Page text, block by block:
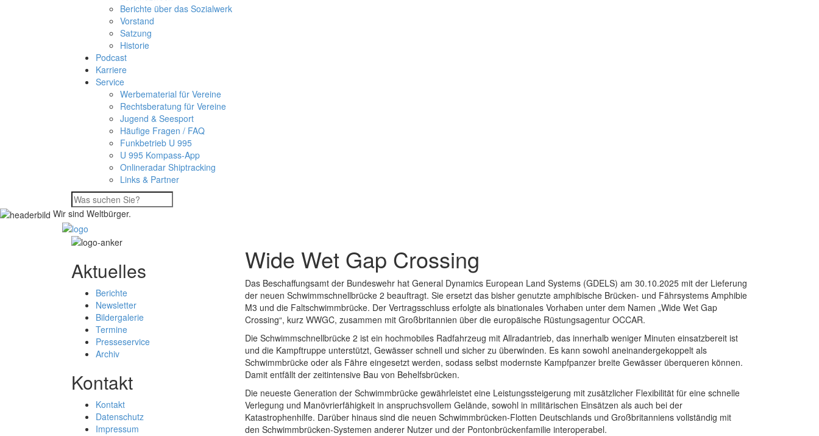
Berichte über das Sozialwerk
Vorstand
Satzung
Historie
Podcast
Karriere
Service
Werbematerial für Vereine
Rechtsberatung für Vereine
Jugend & Seesport
Häufige Fragen / FAQ
Funkbetrieb U 995
U 995 Kompass-App
Onlineradar Shiptracking
Links & Partner
Wir sind Weltbürger.
Aktuelles
Berichte
Newsletter
Bildergalerie
Termine
Presseservice
Archiv
Kontakt
Kontakt
Datenschutz
Impressum
Wide Wet Gap Crossing
Das Beschaffungsamt der Bundeswehr hat General Dynamics European Land Systems (GDELS) am 30.10.2025 mit der Lieferung
der neuen Schwimmschnellbrücke 2 beauftragt. Sie ersetzt das bisher genutzte amphibische Brücken- und Fährsystems Amphibie
M3 und die Faltschwimmbrücke. Der Vertragsschluss erfolgte als binationales Vorhaben unter dem Namen „Wide Wet Gap
Crossing“, kurz WWGC, zusammen mit Großbritannien über die europäische Rüstungsagentur OCCAR.
Die Schwimmschnellbrücke 2 ist ein hochmobiles Radfahrzeug mit Allradantrieb, das innerhalb weniger Minuten einsatzbereit ist
und die Kampftruppe unterstützt, Gewässer schnell und sicher zu überwinden. Es kann sowohl aneinandergekoppelt als
Schwimmbrücke oder als Fähre eingesetzt werden, sodass selbst modernste Kampfpanzer breite Gewässer überqueren können.
Damit entfällt der zeitintensive Bau von Behelfsbrücken.
Die neueste Generation der Schwimmbrücke gewährleistet eine Leistungssteigerung mit zusätzlicher Flexibilität für eine schnelle
Verlegung und Manövrierfähigkeit in anspruchsvollem Gelände, sowohl in militärischen Einsätzen als auch bei der
Katastrophenhilfe. Darüber hinaus sind die neuen Schwimmbrücken-Flotten Deutschlands und Großbritanniens vollständig mit
den Schwimmbrücken-Systemen anderer Nutzer und der Pontonbrückenfamilie interoperabel.